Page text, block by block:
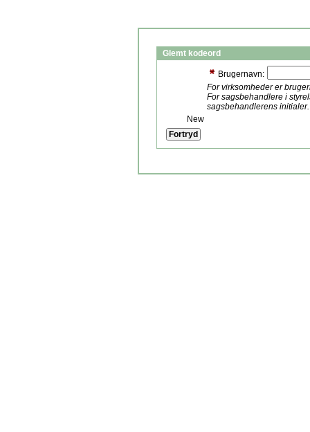
Glemt kodeord
Brugernavn:
For virksomheder er
For sagsbehandlere i
sagsbehandlerens initialer.
New